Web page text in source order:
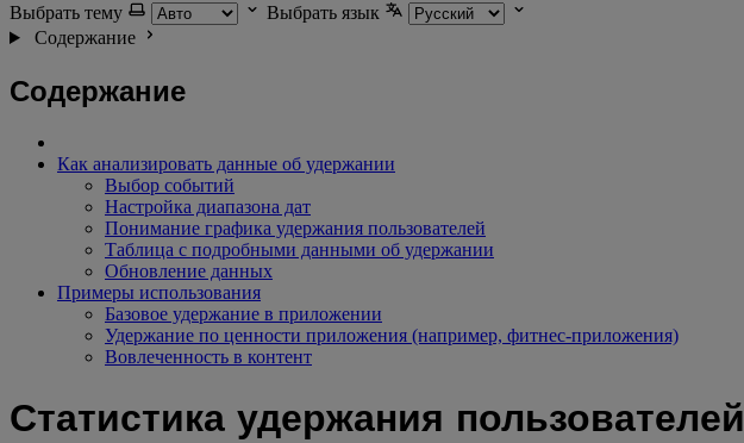
Выбрать тему
Выбрать язык
Содержание
Содержание
Как анализировать данные об удержании
Выбор событий
Настройка диапазона дат
Понимание графика удержания пользователей
Таблица с подробными данными об удержании
Обновление данных
Примеры использования
Базовое удержание в приложении
Удержание по ценности приложения (например, фитнес-приложения)
Вовлеченность в контент
Статистика удержания пользователей